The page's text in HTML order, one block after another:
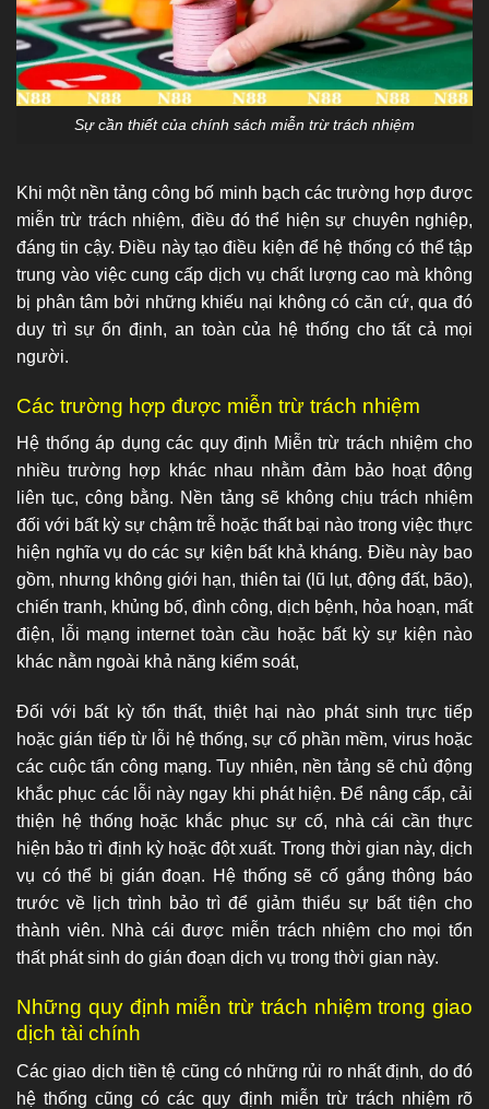
Sự cần thiết của chính sách miễn trừ trách nhiệm
Khi một nền tảng công bố minh bạch các trường hợp được
miễn trừ trách nhiệm, điều đó thể hiện sự chuyên nghiệp,
đáng tin cậy. Điều này tạo điều kiện để hệ thống có thể tập
trung vào việc cung cấp dịch vụ chất lượng cao mà không
bị phân tâm bởi những khiếu nại không có căn cứ, qua đó
duy trì sự ổn định, an toàn của hệ thống cho tất cả mọi
người.
Các trường hợp được miễn trừ trách nhiệm
Hệ thống áp dụng các quy định Miễn trừ trách nhiệm cho
nhiều trường hợp khác nhau nhằm đảm bảo hoạt động
liên tục, công bằng. Nền tảng sẽ không chịu trách nhiệm
đối với bất kỳ sự chậm trễ hoặc thất bại nào trong việc thực
hiện nghĩa vụ do các sự kiện bất khả kháng. Điều này bao
gồm, nhưng không giới hạn, thiên tai (lũ lụt, động đất, bão),
chiến tranh, khủng bố, đình công, dịch bệnh, hỏa hoạn, mất
điện, lỗi mạng internet toàn cầu hoặc bất kỳ sự kiện nào
khác nằm ngoài khả năng kiểm soát,
Đối với bất kỳ tổn thất, thiệt hại nào phát sinh trực tiếp
hoặc gián tiếp từ lỗi hệ thống, sự cố phần mềm, virus hoặc
các cuộc tấn công mạng. Tuy nhiên, nền tảng sẽ chủ động
khắc phục các lỗi này ngay khi phát hiện. Để nâng cấp, cải
thiện hệ thống hoặc khắc phục sự cố, nhà cái cần thực
hiện bảo trì định kỳ hoặc đột xuất. Trong thời gian này, dịch
vụ có thể bị gián đoạn. Hệ thống sẽ cố gắng thông báo
trước về lịch trình bảo trì để giảm thiểu sự bất tiện cho
thành viên. Nhà cái được miễn trách nhiệm cho mọi tổn
thất phát sinh do gián đoạn dịch vụ trong thời gian này.
Những quy định miễn trừ trách nhiệm trong giao
dịch tài chính
Các giao dịch tiền tệ cũng có những rủi ro nhất định, do đó
hệ thống cũng có các quy định miễn trừ trách nhiệm rõ